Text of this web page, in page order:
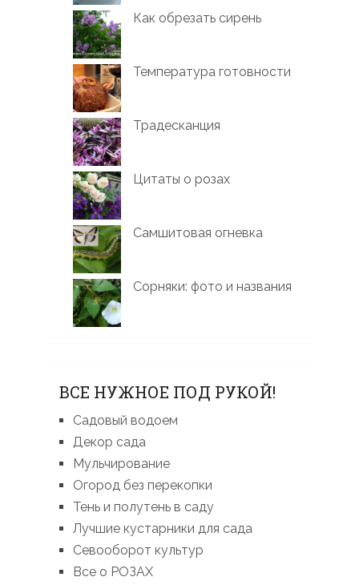
Как обрезать сирень
Температура готовности
Традесканция
Цитаты о розах
Самшитовая огневка
Сорняки: фото и названия
ВСЕ НУЖНОЕ ПОД РУКОЙ!
Садовый водоем
Декор сада
Мульчирование
Огород без перекопки
Тень и полутень в саду
Лучшие кустарники для сада
Севооборот культур
Все о РОЗАХ